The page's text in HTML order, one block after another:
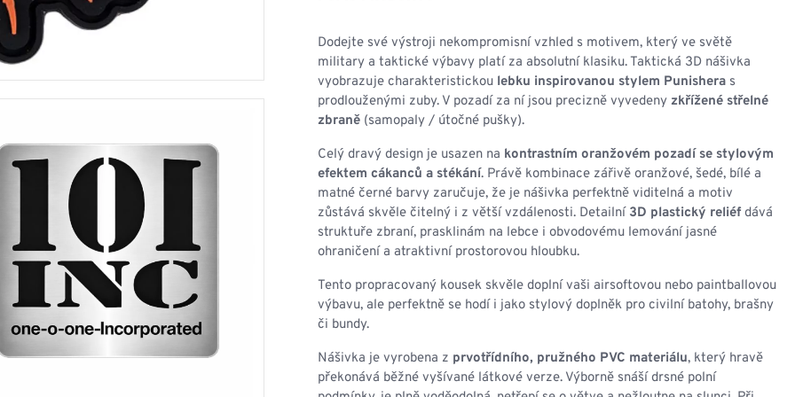
KAMAŠE - holeňové
návleky
OSTATNÍ
PŘÍSLUŠENSTVÍ
TERMOPRÁDLO VESTY
VESTY LETNÍ
Dodejte své výstroji nekompromisní vzhled s motivem, který ve světě
military a taktické výbavy platí za absolutní klasiku. Taktická 3D nášivka
vyobrazuje charakteristickou lebku inspirovanou stylem Punisheras
prodlouženými zuby. V pozadí za ní jsou precizně vyvedeny zkřížené střelné
zbraně(samopaly / útočné pušky).
Celý dravý design je usazen na kontrastním oranžovém pozadí se stylovým
efektem cákanců a stékání. Právě kombinace zářivě oranžové, šedé, bílé a
matné černé barvy zaručuje, že je nášivka perfektně viditelná a motiv
zůstává skvěle čitelný i z větší vzdálenosti. Detailní 3D plastický reliéfdává
struktuře zbraní, prasklinám na lebce i obvodovému lemování jasné
ohraničení a atraktivní prostorovou hloubku.
Tento propracovaný kousek skvěle doplní vaši airsoftovou nebo paintballovou
výbavu, ale perfektně se hodí i jako stylový doplněk pro civilní batohy, brašny
či bundy.
Nášivka je vyrobena z prvotřídního, pružného PVC materiálu, který hravě
překonává běžné vyšívané látkové verze. Výborně snáší drsné polní